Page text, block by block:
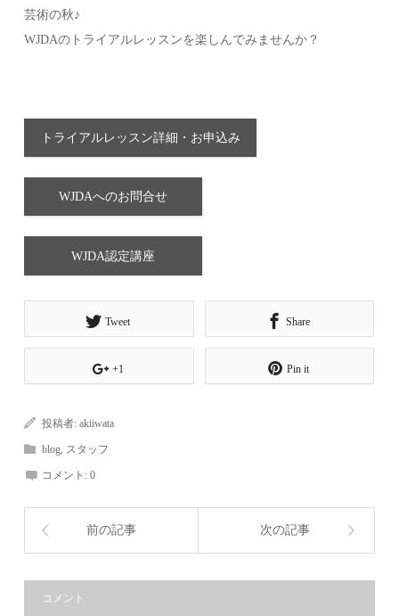
芸術の秋♪
WJDAのトライアルレッスンを楽しんでみませんか？
トライアルレッスン詳細・お申込み
WJDAへのお問合せ
WJDA認定講座
Tweet Share
+1 Pin it
投稿者:akiiwata
blog, スタッフ
コメント:0
前の記事 次の記事
コメント